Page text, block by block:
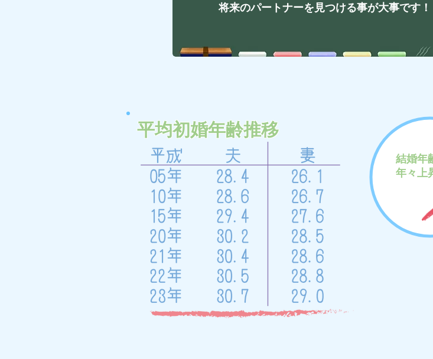
将来のパートナーを見つける事が大事です！
平均初婚年齢推移
結婚年
年々上